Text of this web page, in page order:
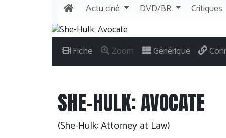
Actuciné DVD/BR Critiques
Fiche Zoom Générique
SHE-HULK: AVOCATE
(She-Hulk: Attorney at Law)